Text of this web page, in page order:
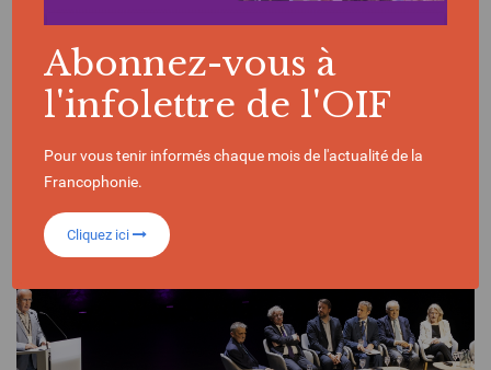
Abonnez-vous à
l'infolettre de l'OIF
Pour vous tenir informés chaque mois de l'actualité de la
Francophonie.
Cliquez ici